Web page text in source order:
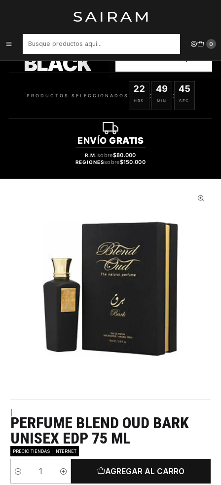
0
PERFUME BLEND OUD BARK UNISEX EDP 75 ML
BLACK
SELECCIONADOS
PRODUCTOS SELECCIONADOS
22
HRS
:
49
MIN
:
44
SEG
ENVÍO GRATIS
R.M.sobre$80.000
REGIONESsobre$150.000
PERFUME BLEND OUD BARK
UNISEX EDP 75 ML
PRECIO TIENDAS | INTERNET
Cantidad
AGREGAR AL CARRO